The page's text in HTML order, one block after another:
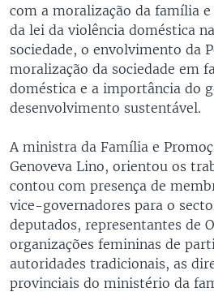
com a moralização da família e
da lei da violência doméstica
sociedade, o envolvimento da
moralização da sociedade em
doméstica e a importância do
desenvolvimento sustentável.
A ministra da Família e
Genoveva Lino, orientou os
contou com presença de
vice-governadores para o
deputados, representantes de
organizações femininas de
autoridades tradicionais, as
provinciais do ministério da